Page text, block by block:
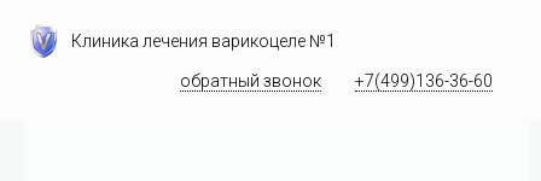
Клиника лечения варикоцеле №1
обратный звонок +7(499)136-36-60